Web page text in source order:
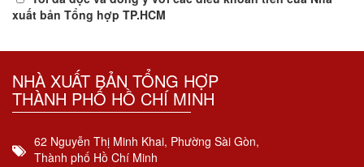
xuất bản Tổng hợp TP.HCM
NHÀ XUẤT BẢN TỔNG HỢP
THÀNH PHỐ HỒ CHÍ MINH
62 Nguyễn Thị Minh Khai, Phường Sài Gòn,
Thành phố Hồ Chí Minh